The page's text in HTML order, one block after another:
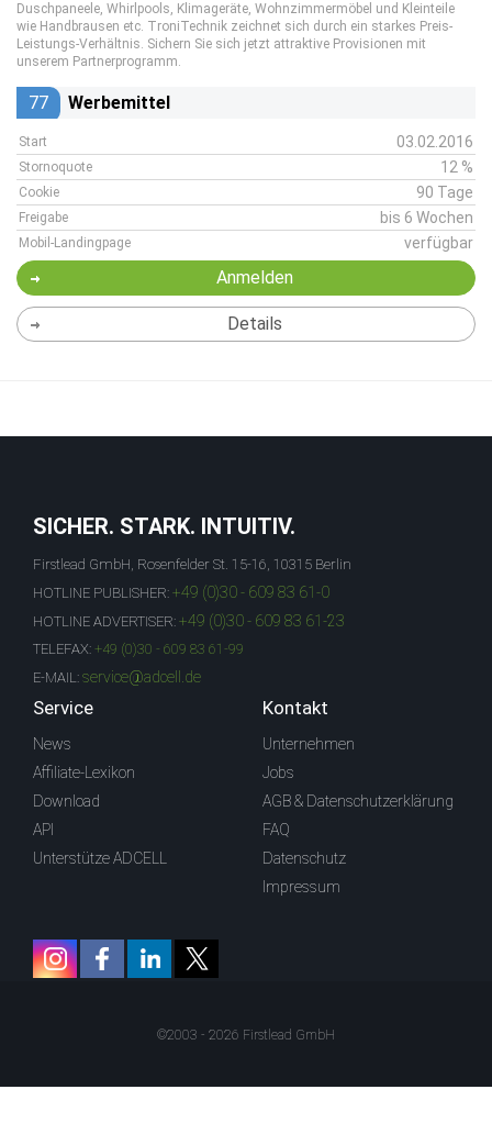
Duschpaneele, Whirlpools, Klimageräte, Wohnzimmermöbel und Kleinteile
wie Handbrausen etc. TroniTechnik zeichnet sich durch ein starkes Preis-
Leistungs-Verhältnis. Sichern Sie sich jetzt attraktive Provisionen mit
unserem Partnerprogramm.
77 Werbemittel
Start 03.02.2016
Stornoquote 12 %
Cookie 90 Tage
Freigabe bis 6 Wochen
Mobil-Landingpage verfügbar
Anmelden
Details
SICHER. STARK. INTUITIV.
Firstlead GmbH, Rosenfelder St. 15-16, 10315 Berlin
HOTLINE PUBLISHER: +49 (0)30 - 609 83 61-0
HOTLINE ADVERTISER: +49 (0)30 - 609 83 61-23
TELEFAX: +49 (0)30 - 609 83 61-99
E-MAIL: service@adcell.de
Service
News
Affiliate-Lexikon
Download
API
Unterstütze ADCELL
Kontakt
Unternehmen
Jobs
AGB & Datenschutzerklärung
FAQ
Datenschutz
Impressum
©2003 - 2026 Firstlead GmbH